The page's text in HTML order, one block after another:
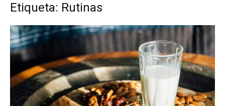
Etiqueta: Rutinas